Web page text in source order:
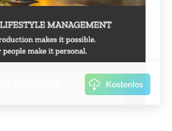
Kostenlos